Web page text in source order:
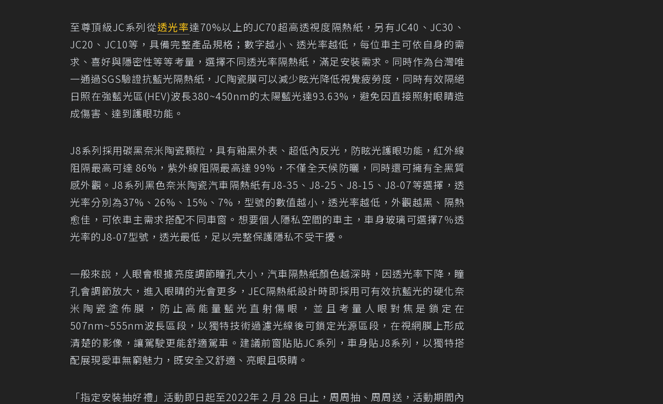
至尊頂級JC系列從透光率達70%以上的JC70超高透視度隔熱紙，另有JC40、JC30、
JC20、JC10等，具備完整產品規格；數字越小、透光率越低，每位車主可依自身的需
求、喜好與隱密性等等考量，選擇不同透光率隔熱紙，滿足安裝需求。同時作為台灣唯
一通過SGS驗證抗藍光隔熱紙，JC陶瓷膜可以減少眩光降低視覺疲勞度，同時有效隔絕
日照在強藍光區(HEV)波長380~450nm的太陽藍光達93.63%，避免因直接照射眼睛造
成傷害、達到護眼功能。
J8系列採用碳黑奈米陶瓷顆粒，具有釉黑外表、超低內反光，防眩光護眼功能，紅外線
阻隔最高可達 86%，紫外線阻隔最高達 99%，不僅全天候防曬，同時還可擁有全黑質
感外觀。J8系列黑色奈米陶瓷汽車隔熱紙有J8-35、J8-25、J8-15、J8-07等選擇，透
光率分別為37%、26%、15%、7%，型號的數值越小，透光率越低，外觀越黑、隔熱
愈佳，可依車主需求搭配不同車窗。想要個人隱私空間的車主，車身玻璃可選擇7％透
光率的J8-07型號，透光最低，足以完整保護隱私不受干擾。
一般來說，人眼會根據亮度調節瞳孔大小，汽車隔熱紙顏色越深時，因透光率下降，瞳
孔會調節放大，進入眼睛的光會更多，JEC隔熱紙設計時即採用可有效抗藍光的硬化奈
米陶瓷塗佈膜，防止高能量藍光直射傷眼，並且考量人眼對焦是鎖定在
507nm~555nm波長區段，以獨特技術過濾光線後可鎖定光源區段，在視網膜上形成
清楚的影像，讓駕駛更能舒適駕車。建議前窗貼貼JC系列，車身貼J8系列，以獨特搭
配展現愛車無窮魅力，既安全又舒適、亮眼且吸睛。
「指定安裝抽好禮」活動即日起至2022年 2 月 28 日止，周周抽、周周送，活動期間內